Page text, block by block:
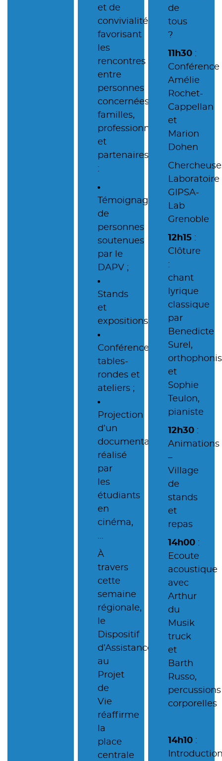
et de
convivialité,
favorisant
les
rencontres
entre
personnes
concernées,
familles,
professionnels
et
partenaires
:
Témoignages
de
personnes
soutenues
par le
DAPV ;
Stands
et
expositions ;
Conférences,
tables-
rondes et
ateliers ;
Projection
d’un
documentaire
réalisé
par
les
étudiants
en
cinéma,
…
À
travers
cette
semaine
régionale,
le
Dispositif
d’Assistance
au
Projet
de
Vie
réaffirme
la
place
centrale
de
tous
?
11h30 :
Conférence
Amélie
Rochet-
Cappellan
et
Marion
Dohen
Laboratoire
GIPSA-
Lab
Grenoble
12h15 :
Clôture
:
chant
lyrique
classique
par
Benedicte
Surel,
et
Sophie
Teulon,
pianiste
12h30 :
Animations
–
Village
de
stands
et
repas
14h00 :
Ecoute
acoustique
avec
Arthur
du
Musik
truck
et
Barth
Russo,
percussions
corporelles
14h10 :